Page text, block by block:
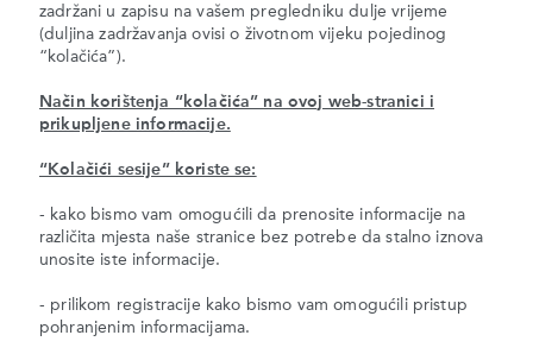
zadržani u zapisu na vašem pregledniku dulje vrijeme
(duljina zadržavanja ovisi o životnom vijeku pojedinog
“kolačića”).
Način korištenja “kolačića” na ovoj web-stranici i
prikupljene informacije.
“Kolačići sesije” koriste se:
- kako bismo vam omogućili da prenosite informacije na
različita mjesta naše stranice bez potrebe da stalno iznova
unosite iste informacije.
- prilikom registracije kako bismo vam omogućili pristup
pohranjenim informacijama.